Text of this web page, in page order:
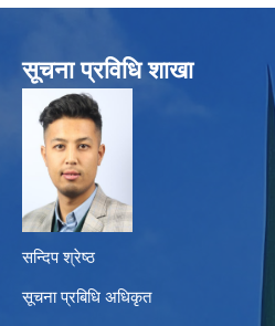
सूचना प्रविधि शाखा
सन्दिप श्रेष्ठ
सूचना प्रबिधि अधिकृत